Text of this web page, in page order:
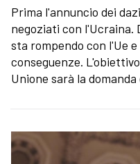
Prima l'annuncio dei
negoziati con l'Ucraina.
sta rompendo con l'Ue
conseguenze.
Unione sarà la